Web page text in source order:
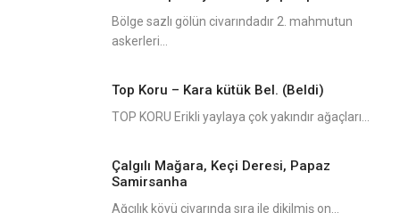
Bölge sazlı gölün civarındadır 2. mahmutun
askerleri...
Top Koru – Kara kütük Bel. (Beldi)
TOP KORU Erikli yaylaya çok yakındır ağaçları...
Çalgılı Mağara, Keçi Deresi, Papaz
Samirsanha
Ağcılık köyü civarında sıra ile dikilmiş on...